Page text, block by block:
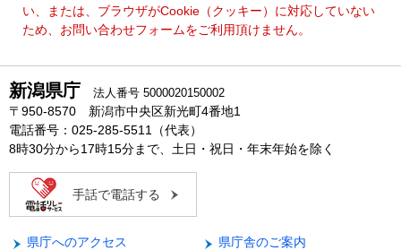
い、または、ブラウザがCookie（クッキー）に対応していない
ため、お問い合わせフォームをご利用頂けません。
新潟県庁 法人番号 5000020150002
〒950-8570 新潟市中央区新光町4番地1
電話番号：025-285-5511（代表）
8時30分から17時15分まで、土日・祝日・年末年始を除く
手話で電話する
県庁へのアクセス
県庁舎のご案内